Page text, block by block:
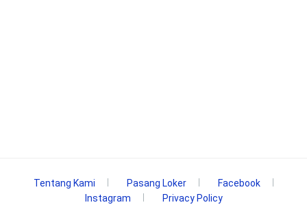
Tentang Kami Pasang Loker
Facebook
Instagram
Privacy Policy